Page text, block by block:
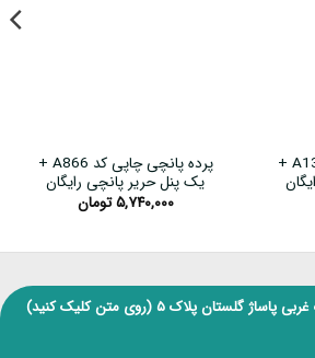
پرده پانچی چاپی کد A137 +
پرده پانچی چاپی کد A866 +
یک پنل حریر پانچی رایگان
۵,۷۴۰,۰۰۰ تومان
پاساژ گلستان پلاک ۵ (روی متن کلیک کنید)